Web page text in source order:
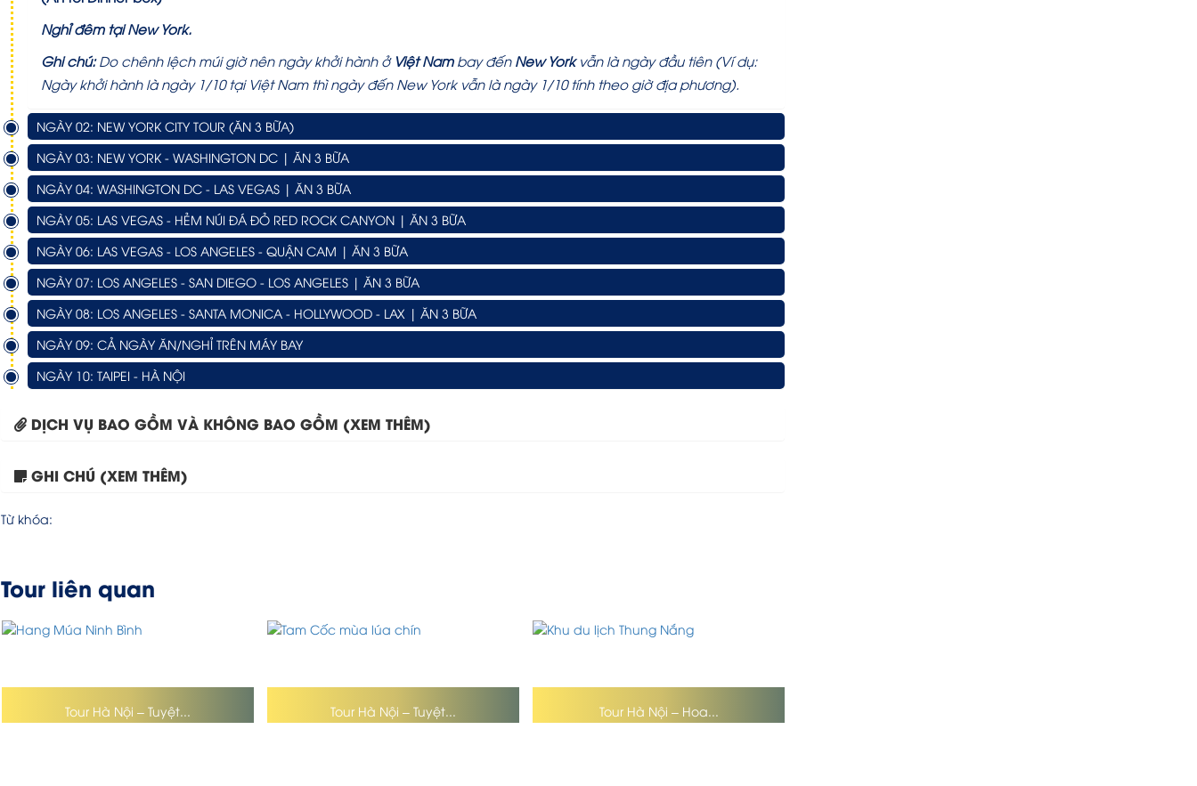
Nghỉ đêm tại New York.
Ghi chú:Do chênh lệch múi giờ nên ngày khởi hành ở Việt Nambay đến New Yorkvẫn là ngày đầu tiên (Ví dụ:
Ngày khởi hành là ngày 1/10 tại Việt Nam thì ngày đến New York vẫn là ngày 1/10 tính theo giờ địa phương).
NGÀY 02: NEW YORK CITY TOUR (ĂN 3 BỮA)
NGÀY 03: NEW YORK - WASHINGTON DC | ĂN 3 BỮA
NGÀY 04: WASHINGTON DC - LAS VEGAS | ĂN 3 BỮA
NGÀY 05: LAS VEGAS - HẺM NÚI ĐÁ ĐỎ RED ROCK CANYON | ĂN 3 BỮA
NGÀY 06: LAS VEGAS - LOS ANGELES - QUẬN CAM | ĂN 3 BỮA
NGÀY 07: LOS ANGELES - SAN DIEGO - LOS ANGELES | ĂN 3 BỮA
NGÀY 08: LOS ANGELES - SANTA MONICA - HOLLYWOOD - LAX | ĂN 3 BỮA
NGÀY 09: CẢ NGÀY ĂN/NGHỈ TRÊN MÁY BAY
NGÀY 10: TAIPEI - HÀ NỘI
DỊCH VỤ BAO GỒM VÀ KHÔNG BAO GỒM (XEM THÊM)
GHI CHÚ (XEM THÊM)
Từ khóa:
Tour liên quan
Tour Hà Nội – Tuyệt... Tour Hà Nội – Tuyệt... Tour Hà Nội – Hoa...